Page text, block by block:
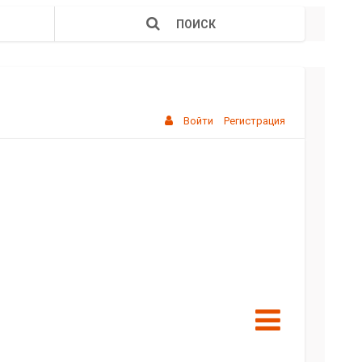
ПОИСК
Войти Регистрация